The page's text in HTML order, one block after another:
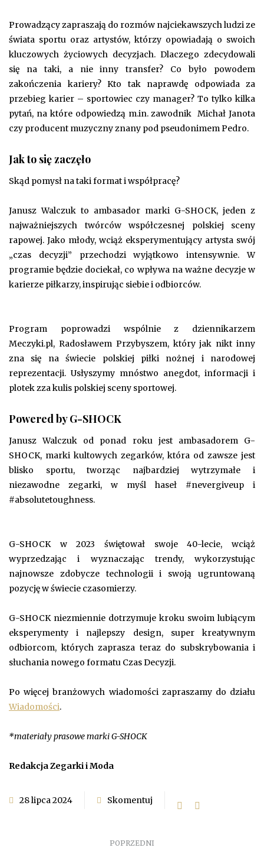
Prowadzący zapraszają do rozmów najciekawszych ludzi ze
świata sportu oraz artystów, którzy opowiadają o swoich
kluczowych życiowych decyzjach. Dlaczego zdecydowali
się na taki, a nie inny transfer? Co było powodem
zakończenia kariery? Kto tak naprawdę odpowiada za
przebieg karier – sportowiec czy manager? To tylko kilka
pytań, na które odpowiedzą m.in. zawodnik Michał Janota
czy producent muzyczny znany pod pseudonimem Pedro.
Jak to się zaczęło
Skąd pomysł na taki format i współpracę?
Janusz Walczuk to ambasador marki G-SHOCK, jeden z
najważniejszych twórców współczesnej polskiej sceny
rapowej. Jako młody, wciąż eksperymentujący artysta swój
„czas decyzji” przechodzi wyjątkowo intensywnie. W
programie będzie dociekał, co wpływa na ważne decyzje w
karierze piłkarzy, inspirując siebie i odbiorców.
Program poprowadzi wspólnie z dziennikarzem
Meczyki.pl, Radosławem Przybyszem, który jak nikt inny
zna się na świecie polskiej piłki nożnej i narodowej
reprezentacji. Usłyszymy mnóstwo anegdot, informacji i
plotek zza kulis polskiej sceny sportowej.
Powered by G-SHOCK
Janusz Walczuk od ponad roku jest ambasadorem G-
SHOCK, marki kultowych zegarków, która od zawsze jest
blisko sportu, tworząc najbardziej wytrzymałe i
niezawodne zegarki, w myśl haseł #nevergiveup i
#absolutetoughness.
G-SHOCK w 2023 świętował swoje 40-lecie, wciąż
wyprzedzając i wyznaczając trendy, wykorzystując
najnowsze zdobycze technologii i swoją ugruntowaną
pozycję w świecie czasomierzy.
G-SHOCK niezmiennie dotrzymuje kroku swoim lubiącym
eksperymenty i najlepszy design, super kreatywnym
odbiorcom, których zaprasza teraz do subskrybowania i
słuchania nowego formatu Czas Decyzji.
Po więcej branżowych wiadomości zapraszamy do działu
Wiadomości.
*materiały prasowe marki G-SHOCK
Redakcja Zegarki i Moda
28 lipca 2024 Skomentuj
POPRZEDNI